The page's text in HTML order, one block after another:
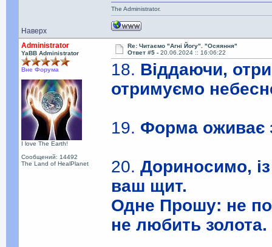
Наверх
The Administrator.
Administrator
YaBB Administrator
Вне Форума
I love The Earth!
Сообщений: 14492
The Land of HealPlanet
Re: Читаємо "Агні Йогу". "Осяяння"
Ответ #5 -20.06.2024 :: 16:06:22
18. Віддаючи,
отримуємо
19. Форма оживає
20.Дориносимо,
ваш щит.
Одне Прошу: не
не любить золота.